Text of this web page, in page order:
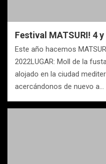
Festival MATSURI! 4
Este año hacemos
2022LUGAR: Moll de la
alojado en la ciudad
acercándonos de nuevo a…